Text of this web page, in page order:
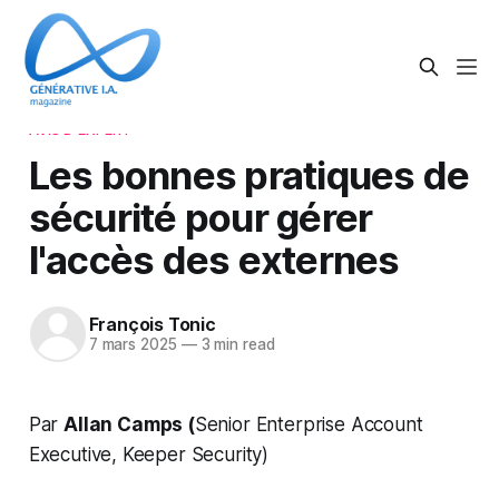
Les bonnes pratiques de
sécurité pour gérer
l'accès des externes
François Tonic
7 mars 2025 —3 min read
ParAllan Camps (Senior Enterprise Account
Executive, Keeper Security)